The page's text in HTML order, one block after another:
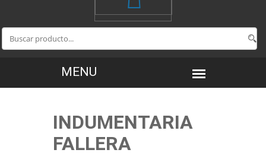
INDUMENTARIA
FALLERA